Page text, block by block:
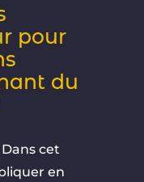
pour
du
cet
en